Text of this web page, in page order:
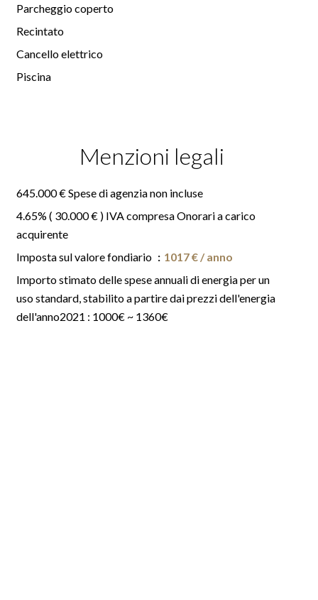
Parcheggio coperto
Recintato
Cancello elettrico
Piscina
Menzioni legali
645.000 € Spese di agenzia non incluse
4.65% ( 30.000 € ) IVA compresa Onorari a carico
acquirente
Imposta sul valore fondiario
1017 € / anno
Importo stimato delle spese annuali di energia per un
uso standard, stabilito a partire dai prezzi dell'energia
dell'anno2021 : 1000€ ~ 1360€